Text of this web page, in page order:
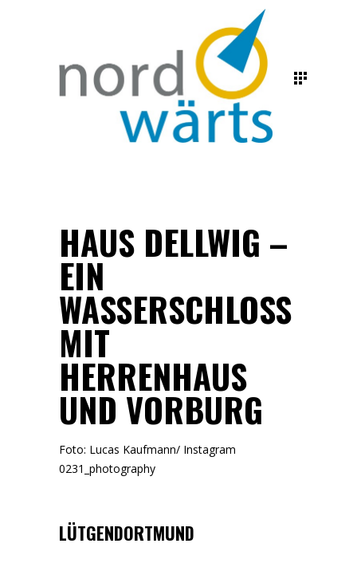
HAUS DELLWIG –
EIN
WASSERSCHLOSS
MIT
HERRENHAUS
UND VORBURG
Foto: Lucas Kaufmann/ Instagram
0231_photography
LÜTGENDORTMUND